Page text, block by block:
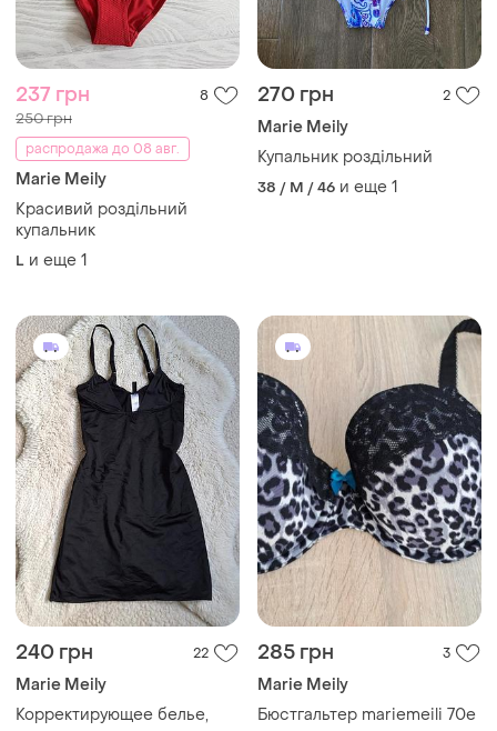
237 грн 8
250 грн
распродажа до 08 авг.
Marie Meily
Красивий роздільний
купальник
L и еще 1
270 грн 2
Marie Meily
Купальник роздільний
38 / M / 46 и еще 1
240 грн 22
Marie Meily
Корректирующее белье,
285 грн 3
Marie Meily
Бюстгальтер mariemeili 70e